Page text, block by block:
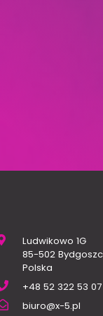
Ludwikowo 1G
85-502
Polska
+48 52 322 53 07
biuro@x-5.pl